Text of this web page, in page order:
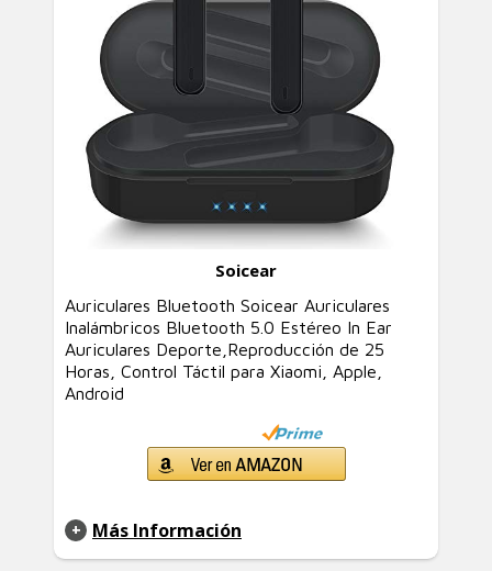
Soicear
Auriculares Bluetooth Soicear Auriculares
Inalámbricos Bluetooth 5.0 Estéreo In Ear
Auriculares Deporte,Reproducción de 25
Horas, Control Táctil para Xiaomi, Apple,
Android
Más Información